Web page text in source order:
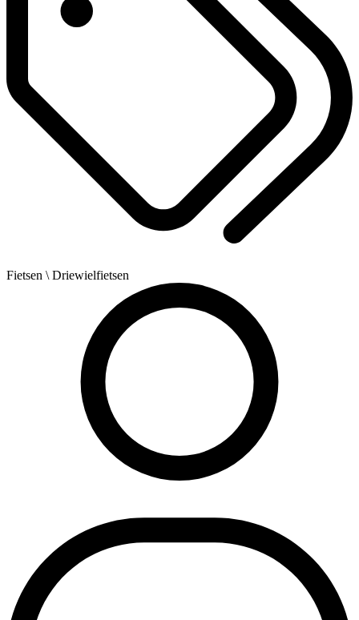
Fietsen \ Driewielfietsen